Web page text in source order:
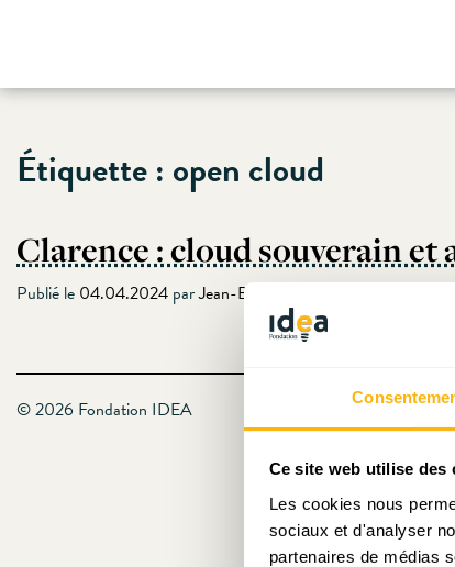
Ce site web utilise des
Les cookies nous
sociaux et d'analyser
partenaires de médias
content
Étiquette : open cloud
Clarence : cloud souverain et
Publié le 04.04.2024 parJean-Baptiste Nivet
© 2026 Fondation IDEA